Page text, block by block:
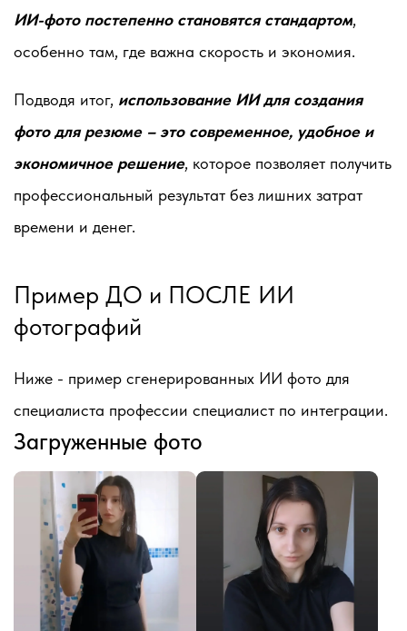
ИИ-фото постепенно становятся стандартом,
особенно там, где важна скорость и экономия.
Подводя итог, использование ИИ для создания
фото для резюме – это современное, удобное и
экономичное решение, которое позволяет получить
профессиональный результат без лишних затрат
времени и денег.
Пример ДО и ПОСЛЕ ИИ
фотографий
Ниже - пример сгенерированных ИИ фото для
специалиста профессии специалист по интеграции.
Загруженные фото